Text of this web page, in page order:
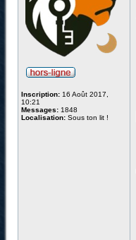
Inscription: 16 Août 2017,
10:21
Messages: 1848
Localisation: Sous ton lit !